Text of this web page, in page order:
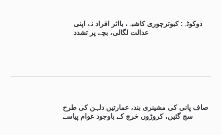
دوکوٹہ: کبوترچوری کاشبہ، بااثر افراد نے اپنی
عدالت لگالی، بچے پر تشدد
صاف پانی کی مشینری بند، عمارتیں دلہن کی طرح
سج گئیں، کروڑوں خرچ کے باوجود عوام پیاسے